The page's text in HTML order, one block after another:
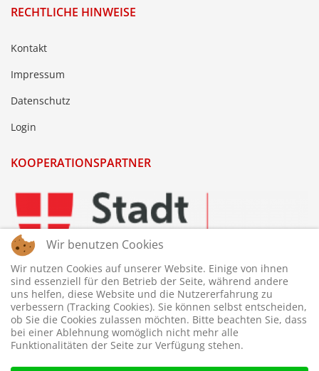
RECHTLICHE HINWEISE
Kontakt
Impressum
Datenschutz
Login
KOOPERATIONSPARTNER
Wir benutzen Cookies
Wir nutzen Cookies auf unserer Website. Einige von ihnen
sind essenziell für den Betrieb der Seite, während andere
uns helfen, diese Website und die Nutzererfahrung zu
verbessern (Tracking Cookies). Sie können selbst entscheiden,
ob Sie die Cookies zulassen möchten. Bitte beachten Sie, dass
bei einer Ablehnung womöglich nicht mehr alle
Funktionalitäten der Seite zur Verfügung stehen.